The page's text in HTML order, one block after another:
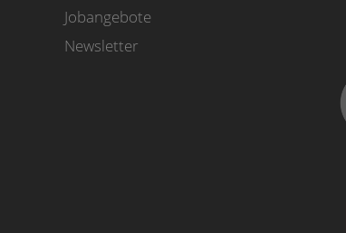
Jobangebote
Newsletter